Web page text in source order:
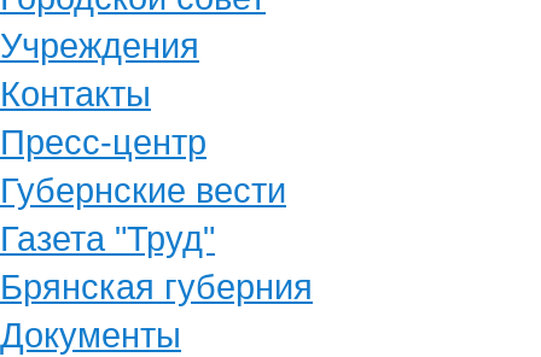
Учреждения
Контакты
Пресс-центр
Губернские вести
Газета "Труд"
Брянская губерния
Документы